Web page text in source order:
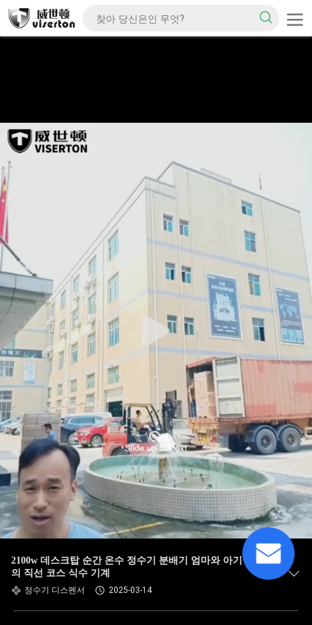
2100w 데스크탑 순간 온수 정수기 분배기 엄마와 아기 최후
의 직선 코스 식수 기계
정수기 디스펜서 2025-03-14